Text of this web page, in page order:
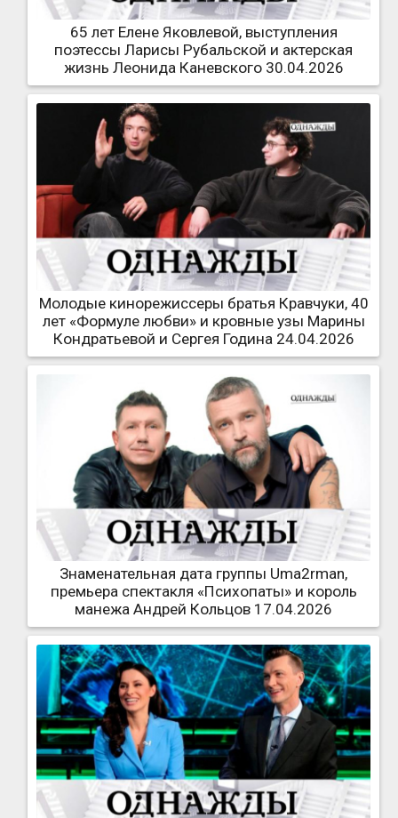
65 лет Елене Яковлевой, выступления
поэтессы Ларисы Рубальской и актерская
жизнь Леонида Каневского 30.04.2026
Молодые кинорежиссеры братья Кравчуки, 40
лет «Формуле любви» и кровные узы Марины
Кондратьевой и Сергея Година 24.04.2026
Знаменательная дата группы Uma2rman,
премьера спектакля «Психопаты» и король
манежа Андрей Кольцов 17.04.2026